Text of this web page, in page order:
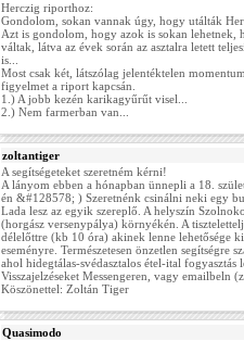
Herczig riporthoz:
Gondolom, sokan vannak úgy, hogy utálták
Azt is gondolom, hogy azok is sokan lehetnek,
váltak, látva az évek során az asztalra letett
is...
Most csak két, látszólag jelentéktelen
figyelmet a riport kapcsán.
1.) A jobb kezén karikagyűrűt visel...
2.) Nem farmerban van...
zoltantiger
A segítségeteket szeretném kérni!
A lányom ebben a hónapban ünnepli a 18.
én &#128578; ) Szeretnénk csinálni neki egy
Lada lesz az egyik szereplő. A helyszín
(horgász versenypálya) környékén. A
délelőttre (kb 10 óra) akinek lenne lehetősége
eseményre. Természetesen önzetlen
ahol hidegtálas-svédasztalos étel-ital fogyasztás
Visszajelzéseket Messengeren, vagy emailbeln
Köszönettel: Zoltán Tiger
Quasimodo